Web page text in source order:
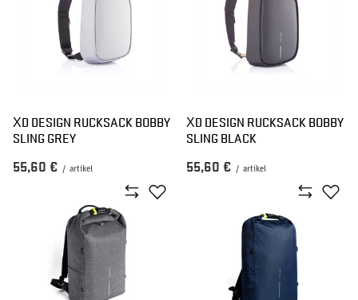
XD DESIGN RUCKSACK BOBBY
SLING GREY
55,60 € / artikel
XD DESIGN RUCKSACK BOBBY
SLING BLACK
55,60 € / artikel